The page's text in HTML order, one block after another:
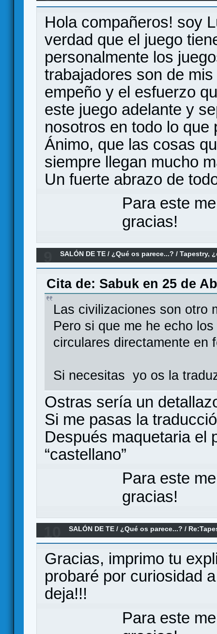
juego de mesa.
Hola compañeros! soy
verdad que el juego
personalmente los
trabajadores son de
empeño y el esfuerzo
este juego adelante y
nosotros en todo lo que
Ánimo, que las cosas
siempre llegan mucho
Un fuerte abrazo de
Para este
gracias!
SALÓN DE TE /¿Qué os parece...? /Tapestry,
Cita de: Sabuk en 25 de
Las civilizaciones son otro
Pero si que me he echo
circulares directamente en
Si necesitas yo os la
Ostras sería un
Si me pasas la
Después maquetaria el
“castellano”
Para este
gracias!
SALÓN DE TE /¿Qué os parece...? /
Gracias, imprimo tu
probaré por curiosidad
deja!!!
Para este